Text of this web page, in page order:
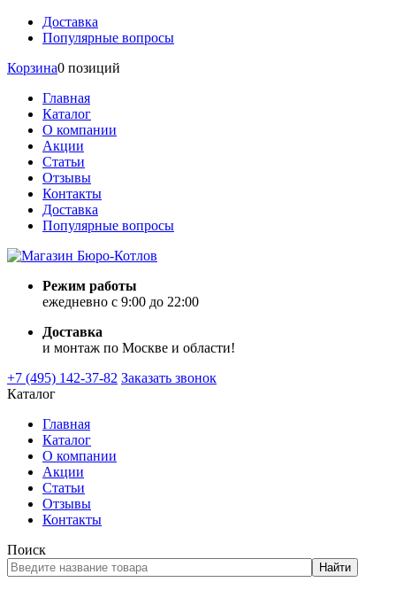
Доставка
Популярные вопросы
Корзина0 позиций
Главная
Каталог
О компании
Акции
Статьи
Отзывы
Контакты
Доставка
Популярные вопросы
Режим работы
ежедневно с 9:00 до 22:00
Доставка
и монтаж по Москве и области!
+7 (495) 142-37-82 Заказать звонок
Каталог
Главная
Каталог
О компании
Акции
Статьи
Отзывы
Контакты
Поиск
Найти